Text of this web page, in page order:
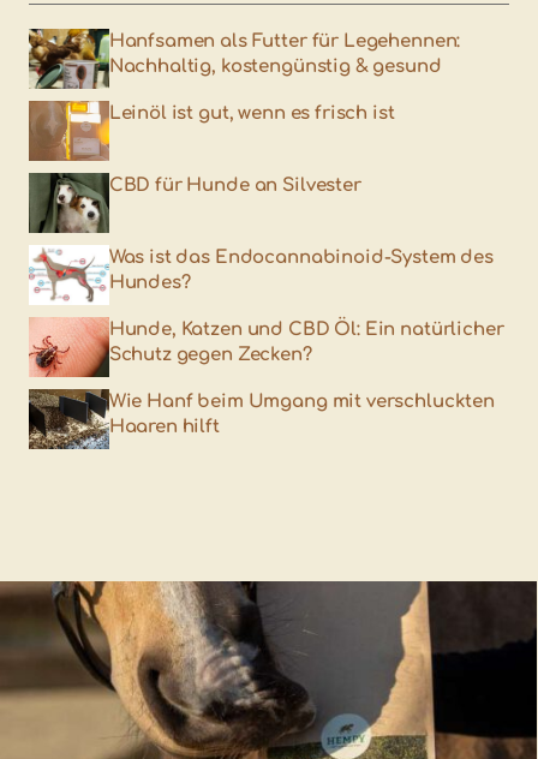
Hanfsamen als Futter für Legehennen:
Nachhaltig, kostengünstig & gesund
Leinöl ist gut, wenn es frisch ist
CBD für Hunde an Silvester
Was ist das Endocannabinoid-System des
Hundes?
Hunde, Katzen und CBD Öl: Ein natürlicher
Schutz gegen Zecken?
Wie Hanf beim Umgang mit verschluckten
Haaren hilft